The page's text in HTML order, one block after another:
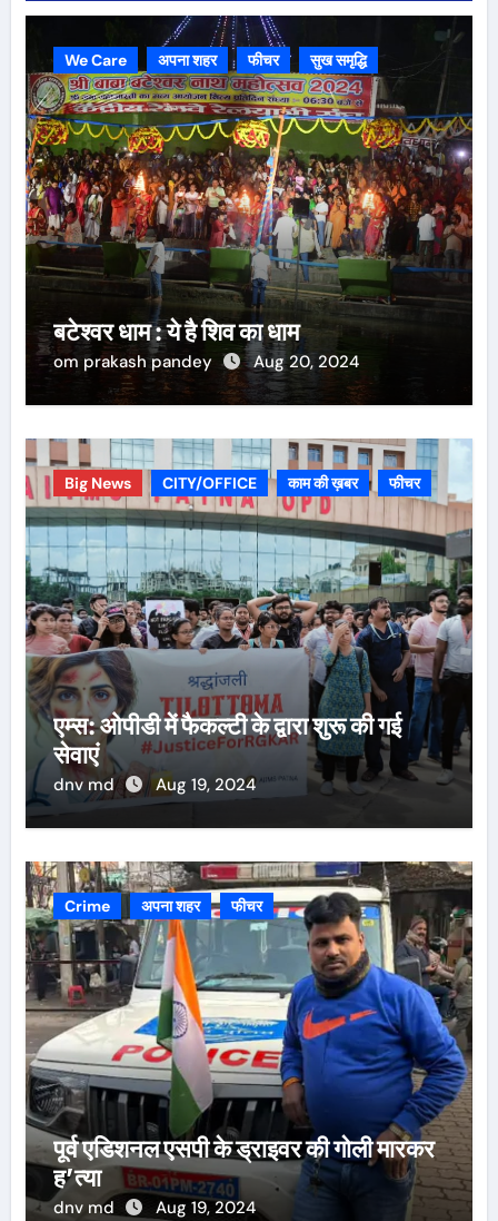
We Care अपना शहर फीचर सुख समृद्धि
बटेश्वर धाम : ये है शिव का धाम
om prakash pandey Aug 20, 2024
Big News CITY/OFFICE काम की ख़बर फीचर
एम्स: ओपीडी में फैकल्टी के द्वारा शुरू की गई
सेवाएं
dnv md Aug 19, 2024
Crime अपना शहर फीचर
पूर्व एडिशनल एसपी के ड्राइवर की गोली मारकर
ह’त्या
dnv md Aug 19, 2024